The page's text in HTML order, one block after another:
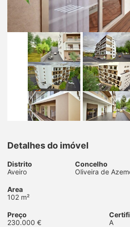
Detalhes do imóvel
Distrito
Aveiro
Concelho
Oliveira de
Area
102 m²
Preço
230.000 €
A